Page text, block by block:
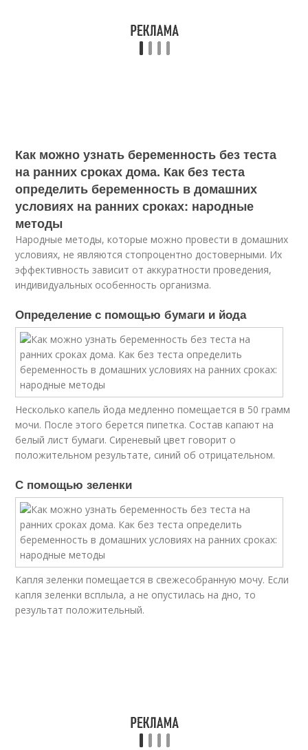
Как можно узнать беременность без теста
на ранних сроках дома. Как без теста
определить беременность в домашних
условиях на ранних сроках: народные
методы
Народные методы, которые можно провести в домашних
условиях, не являются стопроцентно достоверными. Их
эффективность зависит от аккуратности проведения,
индивидуальных особенность организма.
Определение с помощью бумаги и йода
Несколько капель йода медленно помещается в 50 грамм
мочи. После этого берется пипетка. Состав капают на
белый лист бумаги. Сиреневый цвет говорит о
положительном результате, синий об отрицательном.
С помощью зеленки
Капля зеленки помещается в свежесобранную мочу. Если
капля зеленки всплыла, а не опустилась на дно, то
результат положительный.